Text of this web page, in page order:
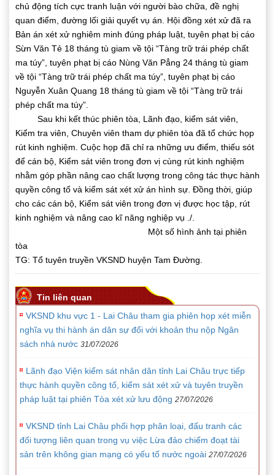
chủ động tích cực tranh luận với người bào chữa, đề nghị
quan điểm, đường lối giải quyết vụ án. Hội đồng xét xử đã ra
Bản án xét xử nghiêm minh đúng pháp luật, tuyên phạt bị cáo
Sừn Văn Tẻ 18 tháng tù giam về tội “Tàng trữ trái phép chất
ma túy”, tuyên phạt bị cáo Nùng Văn Pẳng 24 tháng tù giam
về tội “Tàng trữ trái phép chất ma túy”, tuyên phạt bị cáo
Nguyễn Xuân Quang 18 tháng tù giam về tội “Tàng trữ trái
phép chất ma túy”.
Sau khi kết thúc phiên tòa, Lãnh đạo, kiểm sát viên,
Kiểm tra viên, Chuyên viên tham dự phiên tòa đã tổ chức họp
rút kinh nghiệm. Cuộc họp đã chỉ ra những ưu điểm, thiếu sót
để cán bộ, Kiểm sát viên trong đơn vị cùng rút kinh nghiệm
nhằm góp phần nâng cao chất lượng trong công tác thực hành
quyền công tố và kiểm sát xét xử án hình sự. Đồng thời, giúp
cho các cán bộ, Kiểm sát viên trong đơn vị được học tập, rút
kinh nghiệm và nâng cao kĩ năng nghiệp vụ ./.
Một số hình ảnh tại phiên
tòa
TG: Tổ tuyên truyền VKSND huyện Tam Đường.
Tin liên quan
VKSND khu vực 1 - Lai Châu tham gia phiên họp xét miễn
nghĩa vụ thi hành án dân sự đối với khoản thu nộp Ngân
sách nhà nước 31/07/2026
Lãnh đạo Viện kiểm sát nhân dân tỉnh Lai Châu trực tiếp
thực hành quyền công tố, kiểm sát xét xử và tuyên truyền
pháp luật tại phiên Tòa xét xử lưu động 27/07/2026
VKSND tỉnh Lai Châu phối hợp phân loại, đấu tranh các
đối tượng liên quan trong vụ việc Lừa đảo chiếm đoạt tài
sản trên không gian mạng có yếu tố nước ngoài 27/07/2026